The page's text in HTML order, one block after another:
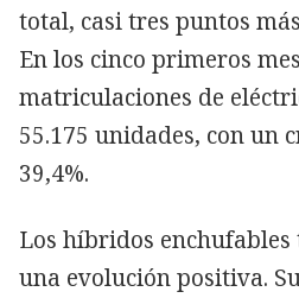
total, casi tres puntos
En los cinco primeros
matriculaciones de
55.175 unidades, con un
39,4%.
Los híbridos
una evolución positiva.